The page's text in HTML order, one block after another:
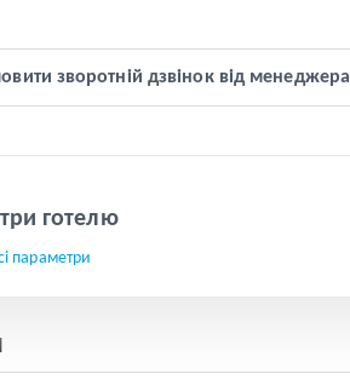
зворотній дзвінок від менеджера
готелю
параметри